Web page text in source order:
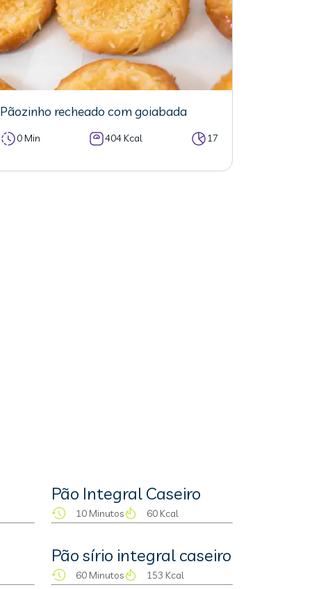
Pãozinho recheado com goiabada
0 Min 404 Kcal 17
Pão Integral Caseiro
10 Minutos 60 Kcal
Pão sírio integral caseiro
60 Minutos 153 Kcal